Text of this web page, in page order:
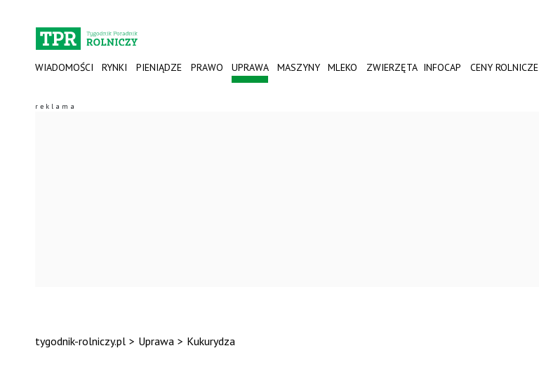
WIADOMOŚCI RYNKI PIENIĄDZE PRAWO UPRAWA MASZYNY MLEKO ZWIERZĘTA INFOCAP CENY ROLNICZE
tygodnik-rolniczy.pl > Uprawa > Kukurydza